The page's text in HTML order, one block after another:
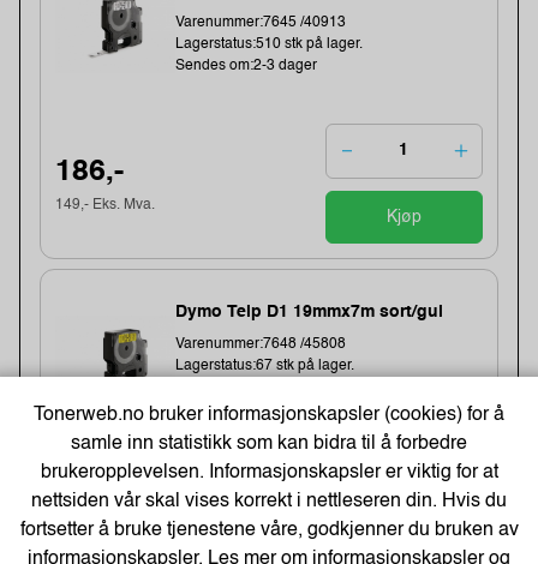
Varenummer:7645 /40913
Lagerstatus:510 stk på lager.
Sendes om:2-3 dager
186,-
149,- Eks. Mva.
Kjøp
Dymo Teip D1 19mmx7m sort/gul
Varenummer:7648 /45808
Lagerstatus:67 stk på lager.
186,-
149,- Eks. Mva.
Kjøp
Tonerweb.no bruker informasjonskapsler (cookies) for å
samle inn statistikk som kan bidra til å forbedre
brukeropplevelsen. Informasjonskapsler er viktig for at
nettsiden vår skal vises korrekt i nettleseren din. Hvis du
fortsetter å bruke tjenestene våre, godkjenner du bruken av
informasjonskapsler. Les mer om informasjonskapsler og